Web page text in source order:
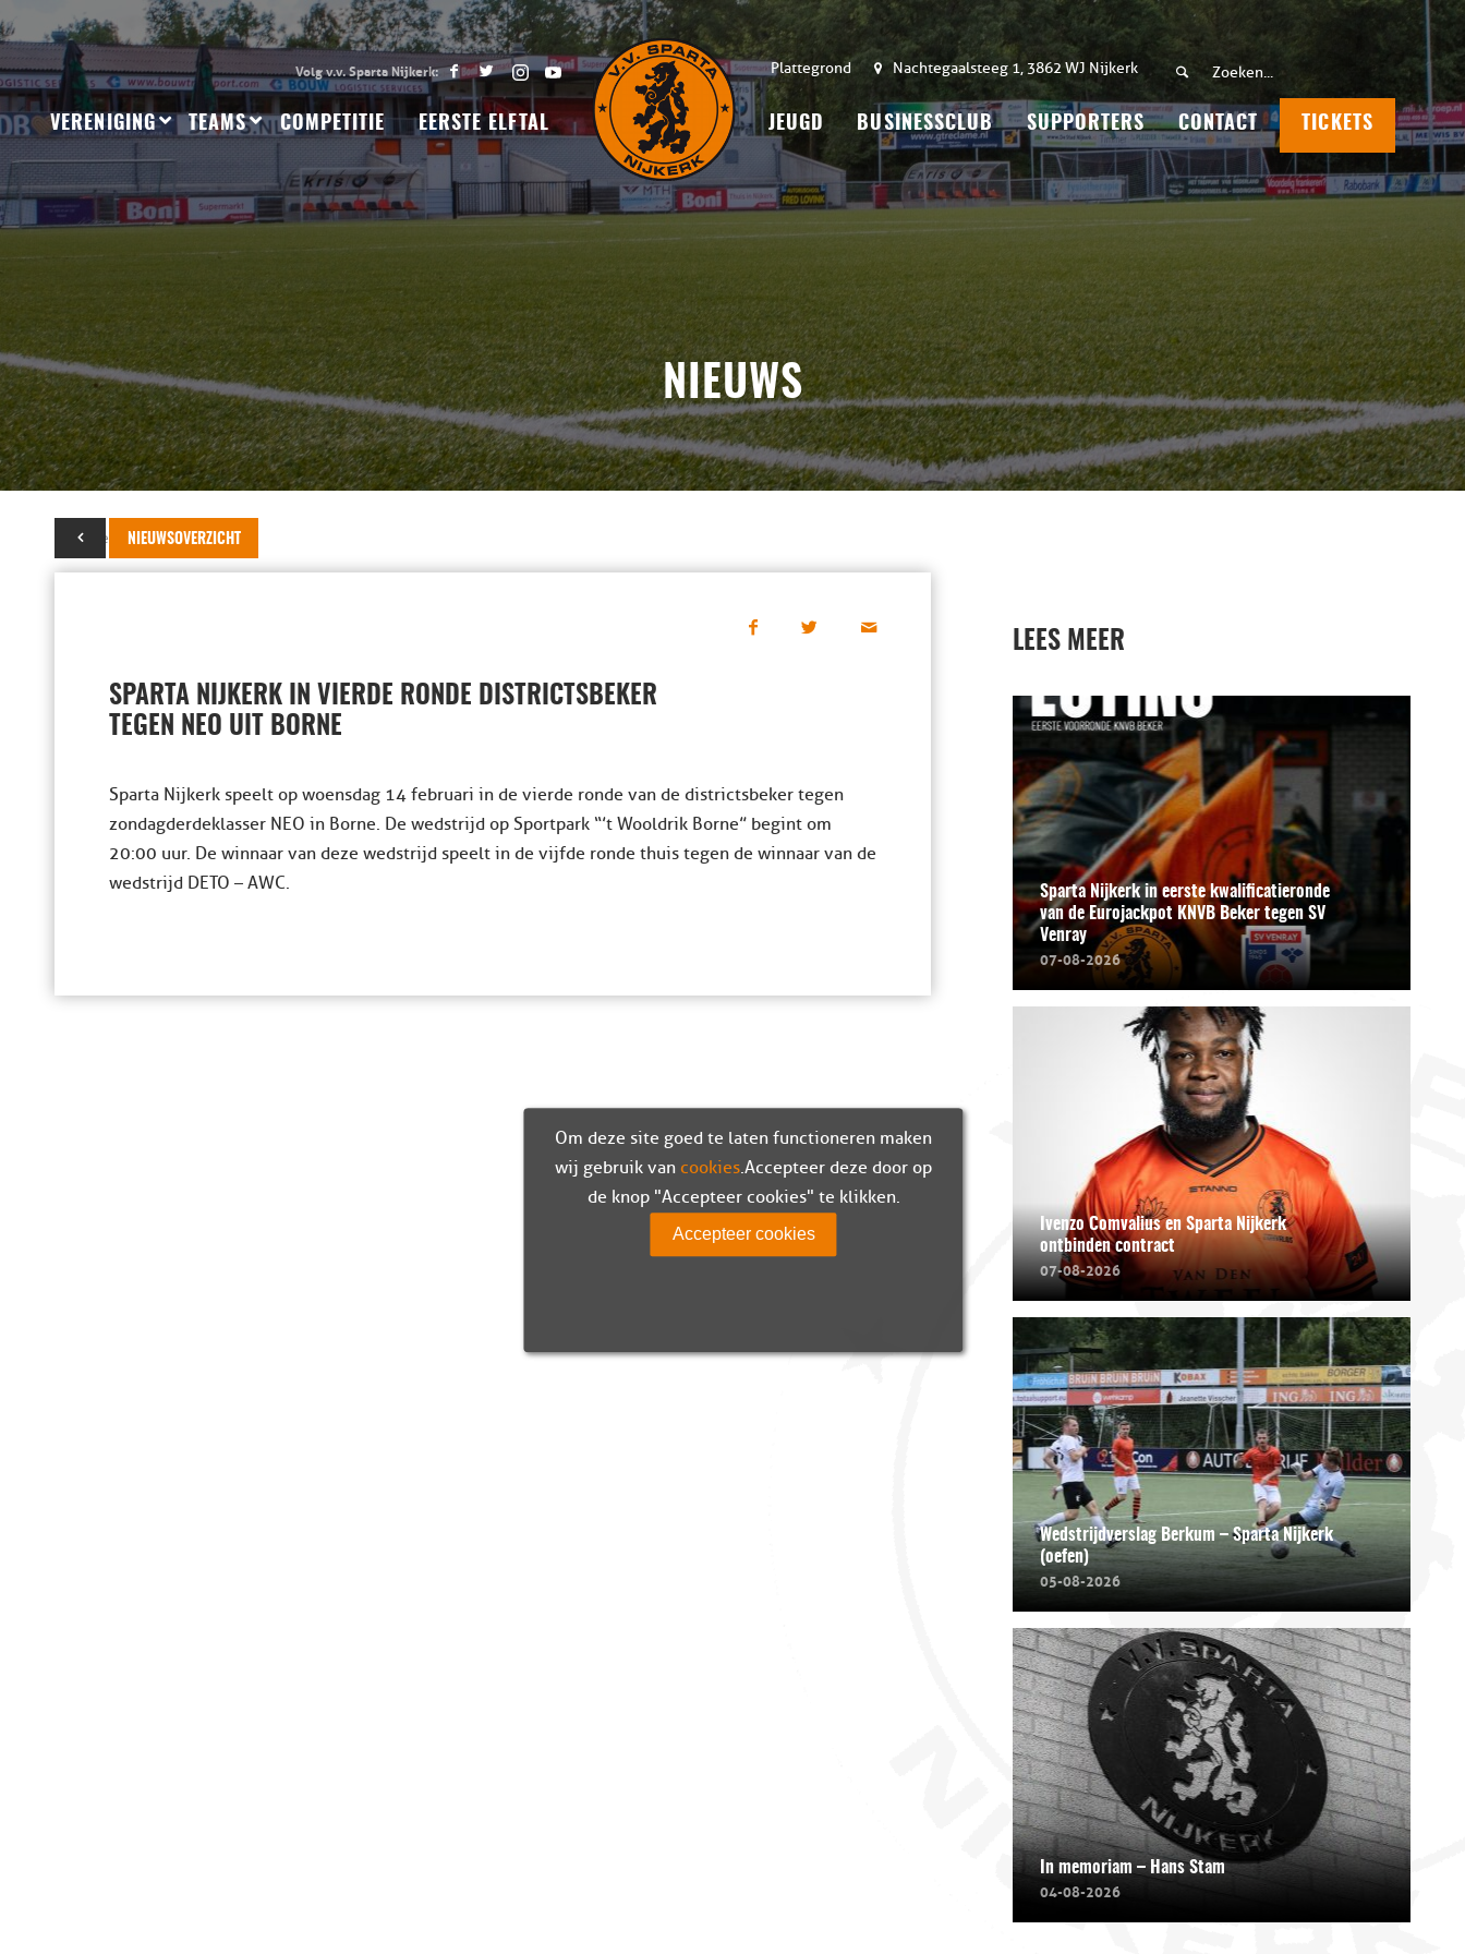
Plattegrond Nachtegaalsteeg 1, 3862 WJ Nijkerk
VERENIGING TEAMS COMPETITIE EERSTE ELFTAL JEUGD BUSINESSCLUB SUPPORTERS CONTACT TICKETS
NIEUWS
NIEUWSOVERZICHT
22 december 2017
SPARTA NIJKERK IN VIERDE RONDE DISTRICTSBEKER
TEGEN NEO UIT BORNE
Sparta Nijkerk speelt op woensdag 14 februari in de vierde ronde van de districtsbeker tegen
zondagderdeklasser NEO in Borne. De wedstrijd op Sportpark “’t Wooldrik Borne” begint om
20:00 uur. De winnaar van deze wedstrijd speelt in de vijfde ronde thuis tegen de winnaar van de
wedstrijd DETO – AWC.
LEES MEER
Sparta Nijkerk in eerste kwalificatieronde
van de Eurojackpot KNVB Beker tegen SV
Venray
07-08-2026
Ivenzo Comvalius en Sparta Nijkerk
ontbinden contract
07-08-2026
Wedstrijdverslag Berkum – Sparta Nijkerk
(oefen)
05-08-2026
In memoriam – Hans Stam
04-08-2026
Om deze site goed te laten functioneren maken
wij gebruik van cookies. Accepteer deze door op
de knop "Accepteer cookies" te klikken.
Accepteer cookies